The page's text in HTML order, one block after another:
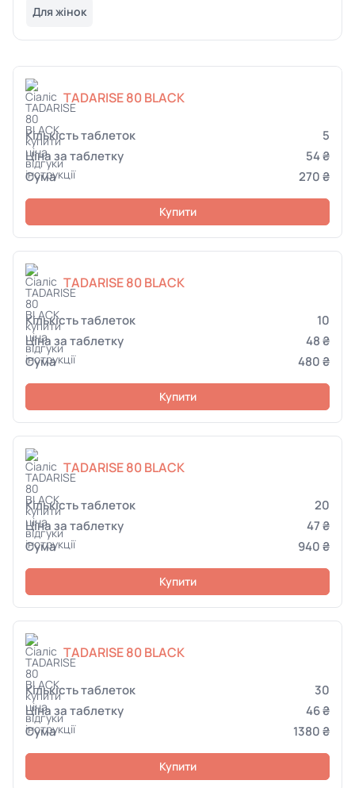
Для жінок
TADARISE 80 BLACK
5
54 ₴
270 ₴
Купити
TADARISE 80 BLACK
10
48 ₴
480 ₴
Купити
TADARISE 80 BLACK
20
47 ₴
940 ₴
Купити
TADARISE 80 BLACK
30
46 ₴
1380 ₴
Купити